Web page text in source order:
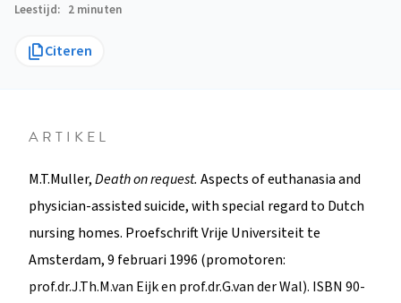
Leestijd 2 minuten
Citeren
ARTIKEL
M.T.Muller,Death on request. Aspects of euthanasia and
physician-assisted suicide, with special regard to Dutch
nursing homes. Proefschrift Vrije Universiteit te
Amsterdam, 9 februari 1996 (promotoren:
prof.dr.J.Th.M.van Eijk en prof.dr.G.van der Wal). ISBN 90-